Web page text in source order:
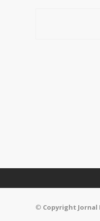
© Copyright Jornal